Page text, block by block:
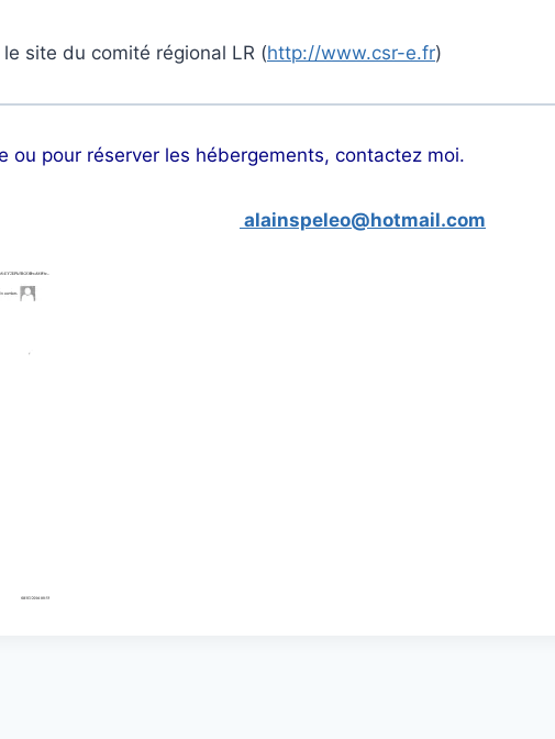
site du comité régional LR (http://www.csr-e.fr)
ou pour réserver les hébergements, contactez moi.
alainspeleo@hotmail.com